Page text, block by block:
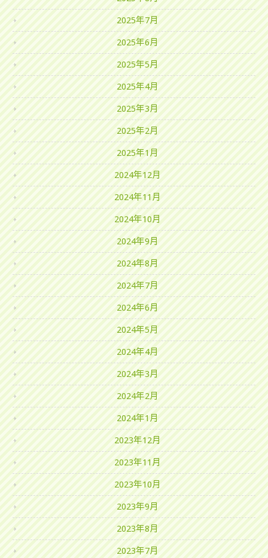
2025年7月
2025年6月
2025年5月
2025年4月
2025年3月
2025年2月
2025年1月
2024年12月
2024年11月
2024年10月
2024年9月
2024年8月
2024年7月
2024年6月
2024年5月
2024年4月
2024年3月
2024年2月
2024年1月
2023年12月
2023年11月
2023年10月
2023年9月
2023年8月
2023年7月